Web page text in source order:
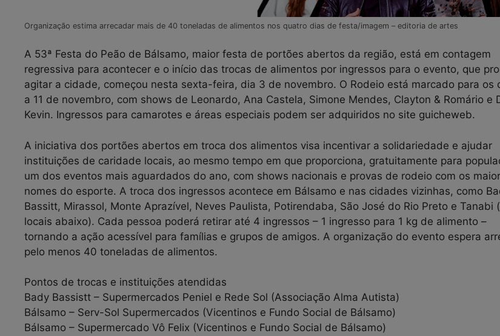
Organização estima arrecadar mais de 40 toneladas de alimentos nos quatro dias de festa/imagem – editoria de artes
A 53ª Festa do Peão de Bálsamo, maior festa de portões abertos da região, está em contagem
regressiva para acontecer e o início das trocas de alimentos por ingressos para o evento, que
agitar a cidade, começou nesta sexta-feira, dia 3 de novembro. O Rodeio está marcado para os
a 11 de novembro, com shows de Leonardo, Ana Castela, Simone Mendes, Clayton & Romário e
Kevin. Ingressos para camarotes e áreas especiais podem ser adquiridos no site guicheweb.
A iniciativa dos portões abertos em troca dos alimentos visa incentivar a solidariedade e ajudar
instituições de caridade locais, ao mesmo tempo em que proporciona, gratuitamente para
um dos eventos mais aguardados do ano, com shows nacionais e provas de rodeio com os
nomes do esporte. A troca dos ingressos acontece em Bálsamo e nas cidades vizinhas, como
Bassitt, Mirassol, Monte Aprazível, Neves Paulista, Potirendaba, São José do Rio Preto e Tanabi
locais abaixo). Cada pessoa poderá retirar até 4 ingressos – 1 ingresso para 1 kg de alimento –
tornando a ação acessível para famílias e grupos de amigos. A organização do evento espera
pelo menos 40 toneladas de alimentos.
Pontos de trocas e instituições atendidas
Bady Bassistt – Supermercados Peniel e Rede Sol (Associação Alma Autista)
Bálsamo – Serv-Sol Supermercados (Vicentinos e Fundo Social de Bálsamo)
Bálsamo – Supermercado Vô Felix (Vicentinos e Fundo Social de Bálsamo)